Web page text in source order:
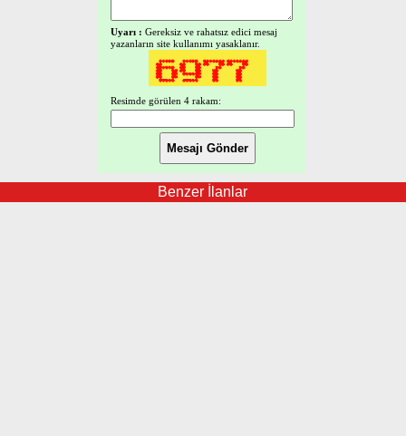
Uyarı : Gereksiz ve rahatsız edici mesaj
yazanların site kullanımı yasaklanır.
Resimde görülen 4 rakam:
Benzer İlanlar